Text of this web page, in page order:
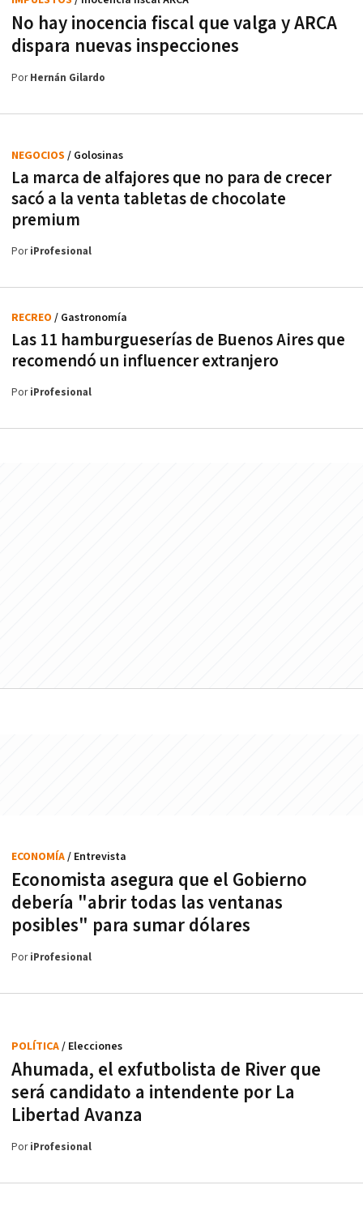
No hay inocencia fiscal que valga y ARCA
dispara nuevas inspecciones
PorHernán Gilardo
La marca de alfajores que no para de crecer
sacó a la venta tabletas de chocolate
premium
NEGOCIOS / Golosinas
PoriProfesional
Las 11 hamburgueserías de Buenos Aires que
recomendó un influencer extranjero
RECREO / Gastronomía
PoriProfesional
Economista asegura que el Gobierno
debería "abrir todas las ventanas
posibles" para sumar dólares
ECONOMÍA/ Entrevista
PoriProfesional
Ahumada, el exfutbolista de River que
será candidato a intendente por La
Libertad Avanza
POLÍTICA/ Elecciones
PoriProfesional